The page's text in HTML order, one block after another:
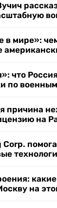
в мире»:
что
по
причина
на
на